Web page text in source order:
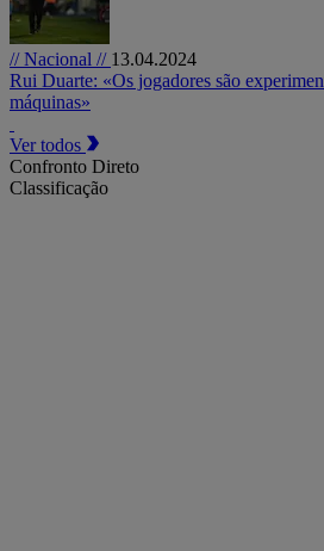
// Nacional // 13.04.2024
Rui Duarte: «Os jogadores são
máquinas»
Ver todos
Confronto Direto
Classificação